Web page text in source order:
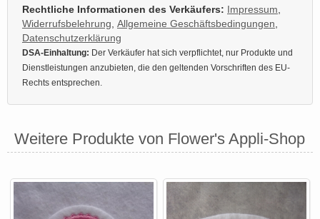
Rechtliche Informationen des Verkäufers: Impressum
Widerrufsbelehrung Allgemeine Geschäftsbedingungen
Datenschutzerklärung
DSA-Einhaltung: Der Verkäufer hat sich verpflichtet, nur Produkte und
Dienstleistungen anzubieten, die den geltenden Vorschriften des EU-
Rechts entsprechen.
Weitere Produkte von Flower's Appli-Shop